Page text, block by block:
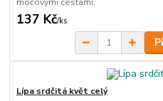
137 Kč/ks
Lípa srdčitá květ celý